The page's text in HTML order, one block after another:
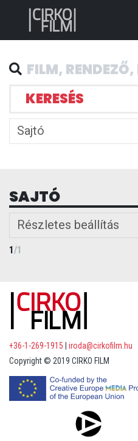
KERESÉS
Sajtó
SAJTÓ
Részletes beállítás
1/1
+36-1-269-1915
iroda@cirkofilm.hu
Copyright © 2019 CIRKO FILM